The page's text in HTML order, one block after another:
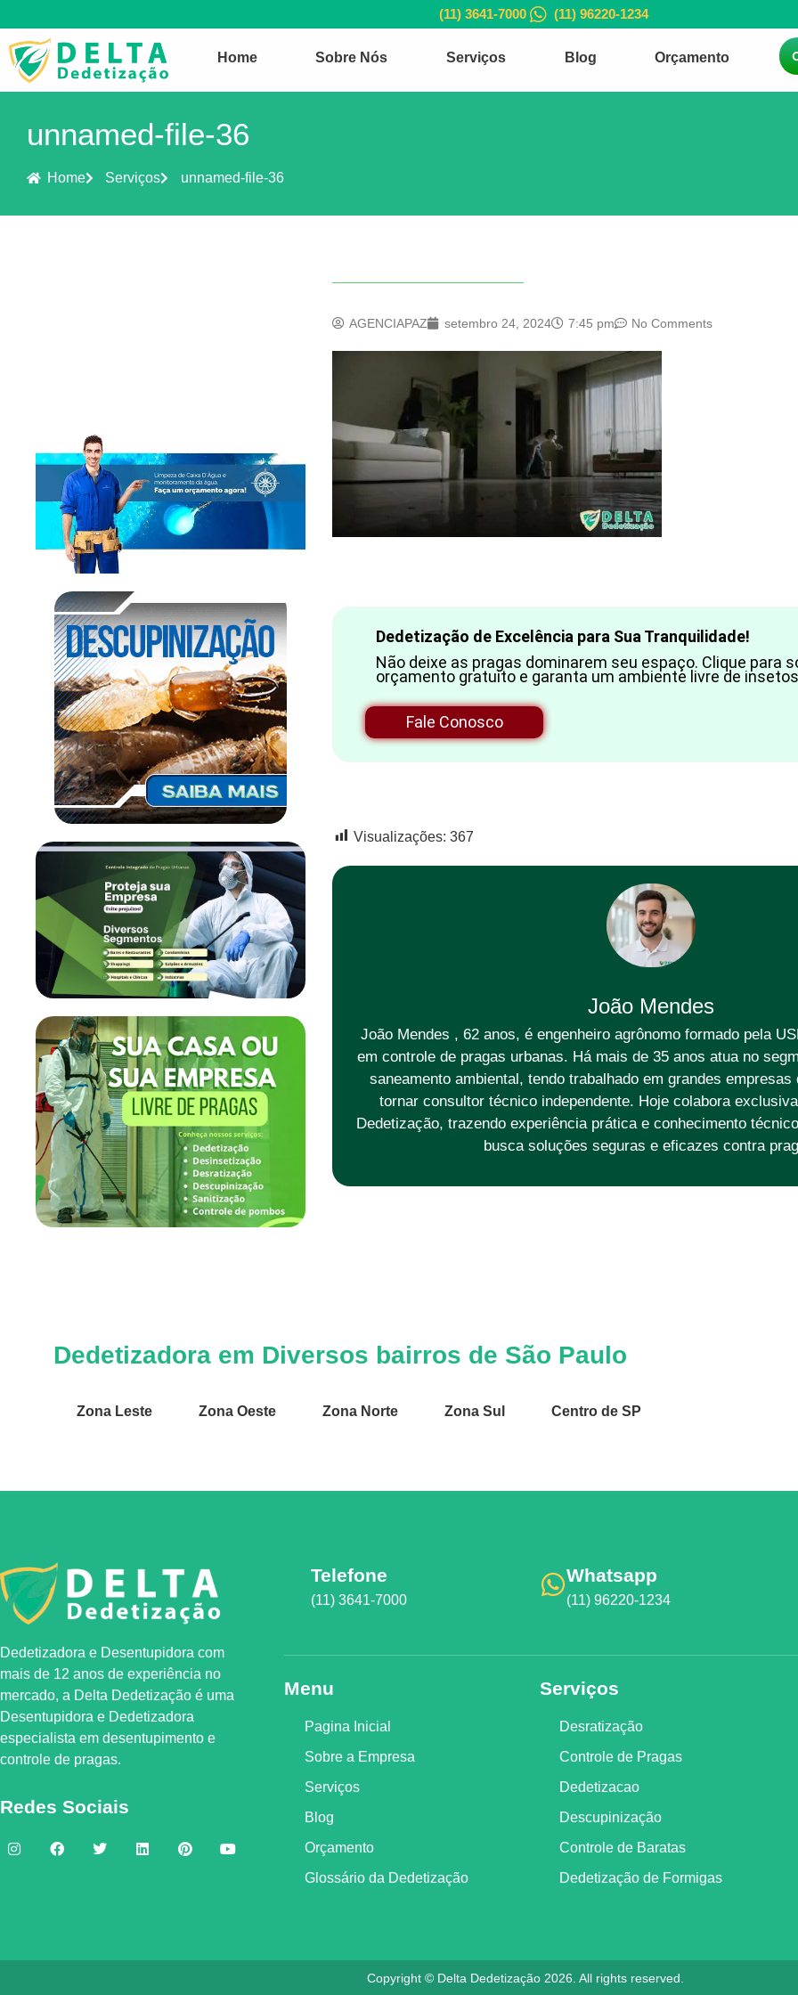
(11) 3641-7000 (11) 96220-1234
Home Sobre Nós Serviços Blog Orçamento
unnamed-file-36
Home Serviços unnamed-file-36
AGENCIAPAZ setembro 24, 2024 7:45 pm No Comments
Dedetização de Excelência para Sua Tranquilidade!
Não deixe as pragas dominarem seu espaço. Clique para
orçamento gratuito e garanta um ambiente livre de
Fale Conosco
Visualizações: 367
João Mendes
João Mendes , 62 anos, é engenheiro agrônomo formado pela
em controle de pragas urbanas. Há mais de 35 anos atua no
saneamento ambiental, tendo trabalhado em grandes
tornar consultor técnico independente. Hoje colabora
Dedetização, trazendo experiência prática e conhecimento
busca soluções seguras e eficazes contra
Dedetizadora em Diversos bairros de São Paulo
Zona Leste Zona Oeste Zona Norte Zona Sul Centro de SP
Dedetizadora e Desentupidora com
mais de 12 anos de experiência no
mercado, a Delta Dedetização é uma
Desentupidora e Dedetizadora
especialista em desentupimento e
controle de pragas.
Redes Sociais
Telefone
(11) 3641-7000
Whatsapp
(11) 96220-1234
Menu
Pagina Inicial
Sobre a Empresa
Serviços
Blog
Orçamento
Glossário da Dedetização
Serviços
Desratização
Controle de Pragas
Dedetizacao
Descupinização
Controle de Baratas
Dedetização de Formigas
Copyright © Delta Dedetização 2026. All rights reserved.